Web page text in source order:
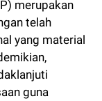
merupakan
telah
yang material
guna